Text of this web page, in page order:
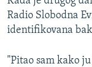
Radio Slobodna
identifikovana
"Pitao sam kako